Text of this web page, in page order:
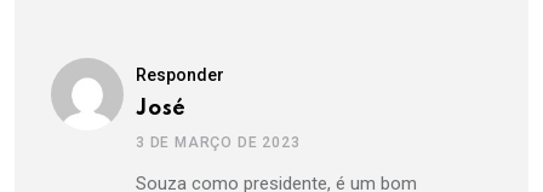
Responder
José
3 DE MARÇO DE 2023
Souza como presidente, é um bom